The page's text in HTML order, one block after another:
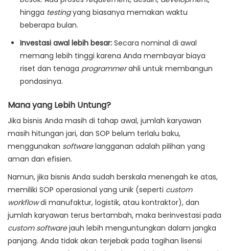
hingga testingyang biasanya memakan waktu
beberapa bulan.
Investasi awal lebih besar: Secara nominal di awal
memang lebih tinggi karena Anda membayar biaya
riset dan tenaga programmerahli untuk membangun
pondasinya.
Mana yang Lebih Untung?
Jika bisnis Anda masih di tahap awal, jumlah karyawan
masih hitungan jari, dan SOP belum terlalu baku,
menggunakan softwarelangganan adalah pilihan yang
aman dan efisien.
Namun, jika bisnis Anda sudah berskala menengah ke atas,
memiliki SOP operasional yang unik (seperti custom
workflowdi manufaktur, logistik, atau kontraktor), dan
jumlah karyawan terus bertambah, maka berinvestasi pada
custom softwarejauh lebih menguntungkan dalam jangka
panjang. Anda tidak akan terjebak pada tagihan lisensi